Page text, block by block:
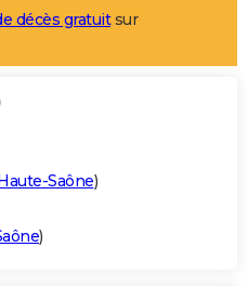
décès gratuitsur
Saône)
)